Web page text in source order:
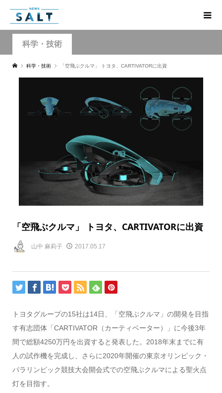
科学・技術
科学・技術 「空飛ぶクルマ」 トヨタ、CARTIVATORに出資
「空飛ぶクルマ」 トヨタ、CARTIVATORに出資
山中 麻莉子 2017.05.17
トヨタグループの15社は14日、「空飛ぶクルマ」の開発を目指
す有志団体「CARTIVATOR（カーティベーター）」に今後3年
間で総額4250万円を出資すると発表した。2018年末までに有
人の試作機を完成し、さらに2020年開催の東京オリンピック・
パラリンピック競技大会開会式での空飛ぶクルマによる聖火点
灯を目指す。